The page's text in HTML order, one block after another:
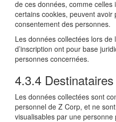
de ces données, comme celles
certains cookies, peuvent avoir
consentement des personnes.
Les données collectées lors de
d’inscription ont pour base
personnes concernées.
4.3.4
Les données collectées sont
personnel de Z Corp, et ne
visualisables par une personne